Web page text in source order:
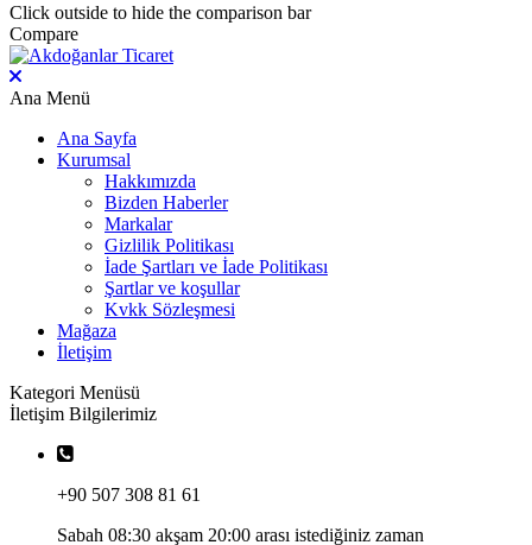
Click outside to hide the comparison bar
Compare
Ana Menü
Ana Sayfa
Kurumsal
Hakkımızda
Bizden Haberler
Markalar
Gizlilik Politikası
İade Şartları ve İade Politikası
Şartlar ve koşullar
Kvkk Sözleşmesi
Mağaza
İletişim
Kategori Menüsü
İletişim Bilgilerimiz
+90 507 308 81 61
Sabah 08:30 akşam 20:00 arası istediğiniz zaman